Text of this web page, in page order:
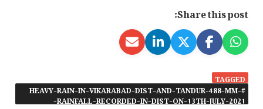
Share this post:
TAGGED
#HEAVY-RAIN-IN-VIKARABAD-DIST-AND-TANDUR-488-MM-
RAINFALL-RECORDED-IN-DIST-ON-13TH-JULY-2021-